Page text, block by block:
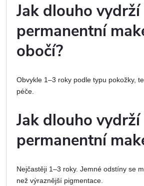
Jak dlouho vydrží
permanentní
obočí?
Obvykle 1–3 roky podle typu pokožky,
péče.
Jak dlouho vydrží
permanentní
Nejčastěji 1–3 roky. Jemné odstíny se
než výraznější pigmentace.